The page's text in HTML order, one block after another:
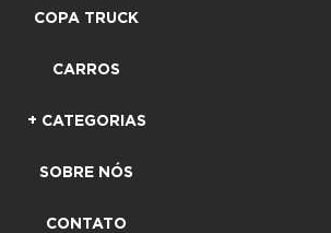
COPA TRUCK
CARROS
+ CATEGORIAS
SOBRE NÓS
CONTATO